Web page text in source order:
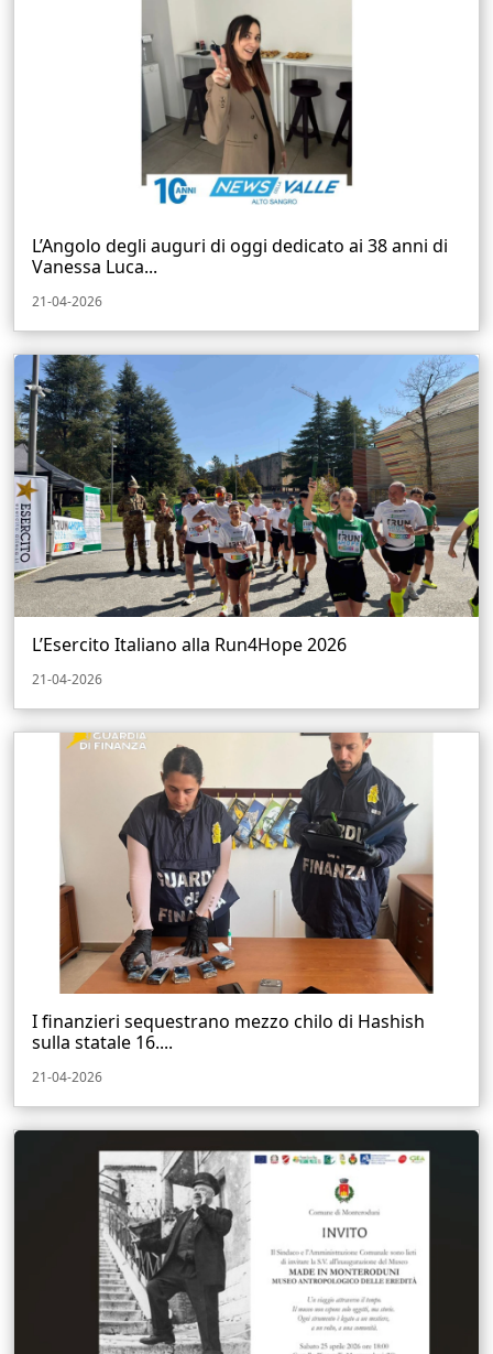
L’Angolo degli auguri di oggi dedicato ai 38 anni di
Vanessa Luca...
21-04-2026
L’Esercito Italiano alla Run4Hope 2026
21-04-2026
I finanzieri sequestrano mezzo chilo di Hashish
sulla statale 16....
21-04-2026